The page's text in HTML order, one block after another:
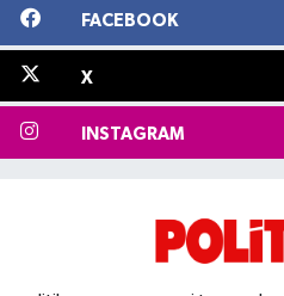
FACEBOOK
X
INSTAGRAM